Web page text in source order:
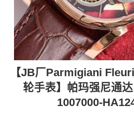
【JB厂Parmigiani
轮手表】帕玛强尼通
1007000-